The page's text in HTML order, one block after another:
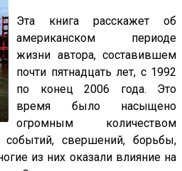
Эта книга расскажет об
американском периоде
жизни автора, составившем
почти пятнадцать лет, с 1992
по конец 2006 года. Это
время было насыщено
огромным количеством
событий, свершений, борьбы,
из них оказали влияние на